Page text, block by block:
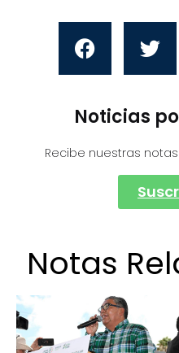
Noticias
Recibe nuestras
Notas